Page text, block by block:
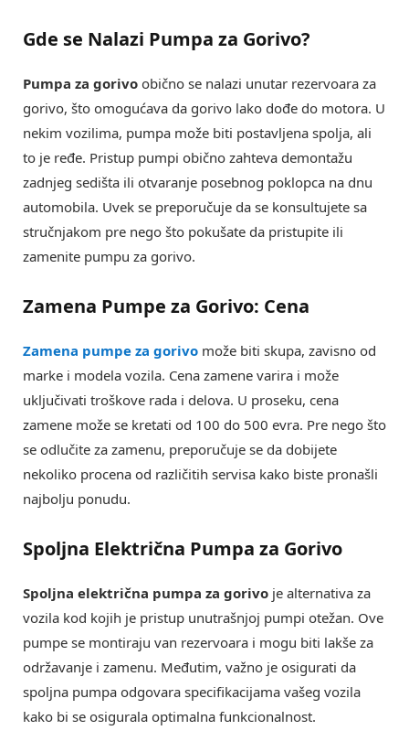
Gde se Nalazi Pumpa za Gorivo?
Pumpa za gorivo obično se nalazi unutar rezervoara za
gorivo, što omogućava da gorivo lako dođe do motora. U
nekim vozilima, pumpa može biti postavljena spolja, ali
to je ređe. Pristup pumpi obično zahteva demontažu
zadnjeg sedišta ili otvaranje posebnog poklopca na dnu
automobila. Uvek se preporučuje da se konsultujete sa
stručnjakom pre nego što pokušate da pristupite ili
zamenite pumpu za gorivo.
Zamena Pumpe za Gorivo: Cena
Zamena pumpe za gorivo može biti skupa, zavisno od
marke i modela vozila. Cena zamene varira i može
uključivati troškove rada i delova. U proseku, cena
zamene može se kretati od 100 do 500 evra. Pre nego što
se odlučite za zamenu, preporučuje se da dobijete
nekoliko procena od različitih servisa kako biste pronašli
najbolju ponudu.
Spoljna Električna Pumpa za Gorivo
Spoljna električna pumpa za gorivo je alternativa za
vozila kod kojih je pristup unutrašnjoj pumpi otežan. Ove
pumpe se montiraju van rezervoara i mogu biti lakše za
održavanje i zamenu. Međutim, važno je osigurati da
spoljna pumpa odgovara specifikacijama vašeg vozila
kako bi se osigurala optimalna funkcionalnost.